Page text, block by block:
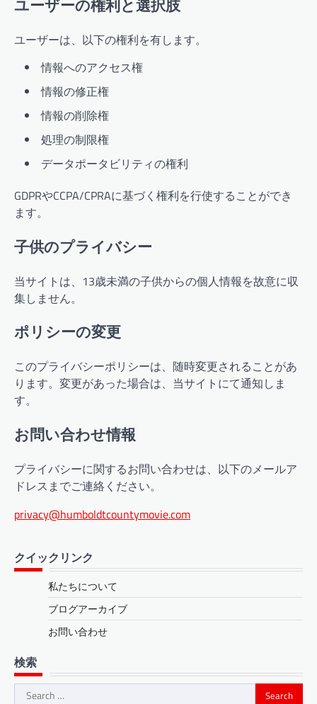
ユーザーの権利と選択肢
ユーザーは、以下の権利を有します。
情報へのアクセス権
情報の修正権
情報の削除権
処理の制限権
データポータビリティの権利
GDPRやCCPA/CPRAに基づく権利を行使することができ
ます。
子供のプライバシー
当サイトは、13歳未満の子供からの個人情報を故意に収
集しません。
ポリシーの変更
このプライバシーポリシーは、随時変更されることがあ
ります。変更があった場合は、当サイトにて通知しま
す。
お問い合わせ情報
プライバシーに関するお問い合わせは、以下のメールア
ドレスまでご連絡ください。
privacy@humboldtcountymovie.com
クイックリンク
私たちについて
ブログアーカイブ
お問い合わせ
検索
Search